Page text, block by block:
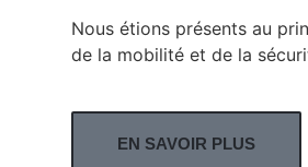
Nous étions présents au
de la mobilité et de la
EN SAVOIR PLUS